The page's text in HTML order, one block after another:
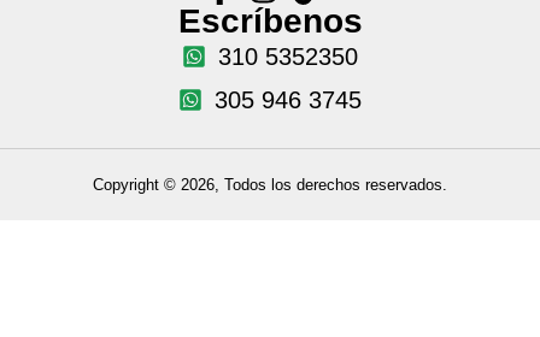
Escríbenos
310 5352350
305 946 3745
Copyright © 2026, Todos los derechos reservados.